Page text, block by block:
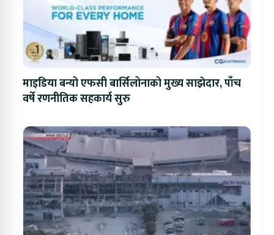
माइडिया बन्यो एफसी बार्सिलोनाको मुख्य साझेदार, पाँच
वर्षे रणनीतिक सहकार्य सुरु